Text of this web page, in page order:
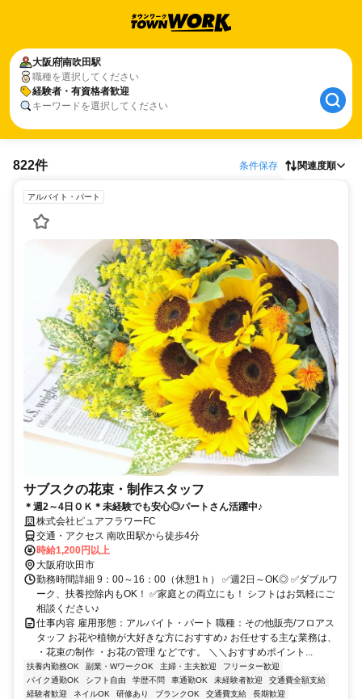
大阪府南吹田駅
職種を選択してください
経験者・有資格者歓迎
キーワードを選択してください
822件 条件保存 関連度順
アルバイト・パート
サブスクの花束・制作スタッフ
＊週2～4日ＯＫ＊未経験でも安心◎パートさん活躍中♪
株式会社ピュアフラワーFC
交通・アクセス 南吹田駅から徒歩4分
時給1,200円以上
大阪府吹田市
勤務時間詳細 9：00～16：00（休憩1ｈ） ✅週2日～OK◎ ✅ダブルワ
ーク、扶養控除内もOK！ ✅家庭との両立にも！ シフトはお気軽にご
相談ください♪
仕事内容 雇用形態：アルバイト・パート 職種：その他販売/フロアス
タッフ お花や植物が大好きな方におすすめ♪ お任せする主な業務は、
・花束の制作 ・お花の管理 などです。 ＼＼おすすめポイント...
扶養内勤務OK 副業・WワークOK 主婦・主夫歓迎
フリーター歓迎
バイク通勤OK
シフト自由 学歴不問 車通勤OK 未経験者歓迎
交通費全額支給
経験者歓迎
ネイルOK 研修あり ブランクOK 交通費支給
長期歓迎